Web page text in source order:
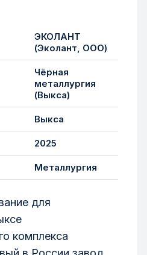
ЭКОЛАНТ
(Эколант, ООО)
Чёрная
металлургия
(Выкса)
Выкса
2025
Металлургия
для
комплекса